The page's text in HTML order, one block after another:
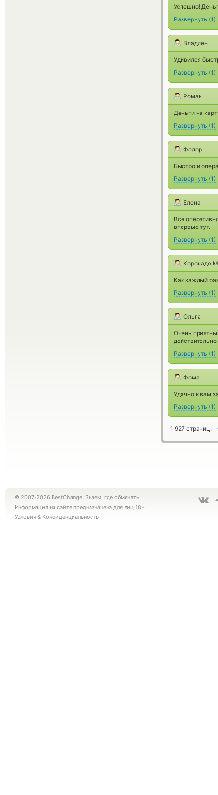
Успешно!
Развернуть (1)
Владлен
Удивился
Развернуть (1)
Роман
Деньги на
Развернуть (1)
Федор
Быстро и
Развернуть (1)
Елена
Все
впервые тут.
Развернуть (1)
Коронадо
Как каждый
Развернуть (1)
Ольга
Очень
Развернуть (1)
Фома
Удачно к вам
Развернуть (1)
1 927 страниц:
© 2007-2026 BestChange. Знаем, где обменять!
Информация на сайте предназначена для лиц 18+
Условия & Конфиденциальность